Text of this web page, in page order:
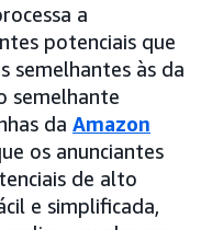
a
potenciais que
semelhantes às da
semelhante
da Amazon
os anunciantes
de alto
e simplificada,